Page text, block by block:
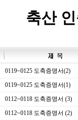
축산
0119~0125 도축증명서(2)
0119~0125 도축증명서(1)
0112~0118 도축증명서 (3)
0112~0118 도축증명서 (2)